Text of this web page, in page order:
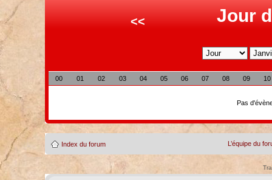
<< Jour
00 01 02 03 04 05 06 07 08 09 10
Pas
Index du forum L’équipe du